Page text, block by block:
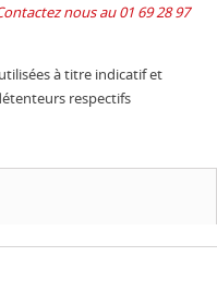
nous au 01 69 28 97
à titre indicatif et
respectifs